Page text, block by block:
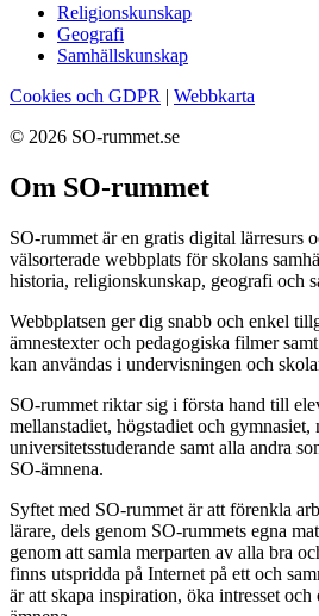
Religionskunskap
Geografi
Samhällskunskap
Cookies och GDPR | Webbkarta
© 2026 SO-rummet.se
Om SO-rummet
SO-rummet är en gratis digital lärresurs
välsorterade webbplats för skolans
historia, religionskunskap, geografi och
Webbplatsen ger dig snabb och enkel
ämnestexter och pedagogiska filmer
kan användas i undervisningen och
SO-rummet riktar sig i första hand till
mellanstadiet, högstadiet och
universitetsstuderande samt alla andra
SO-ämnena.
Syftet med SO-rummet är att förenkla
lärare, dels genom SO-rummets egna
genom att samla merparten av alla bra
finns utspridda på Internet på ett och
är att skapa inspiration, öka intresset